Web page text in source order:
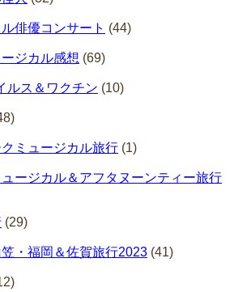
俳優コンサート (44)
ジカル感想 (69)
ルス＆ワクチン (10)
ミュージカル旅行 (1)
ージカル＆アフタヌーンティー旅行
(29)
・福岡＆佐賀旅行2023 (41)